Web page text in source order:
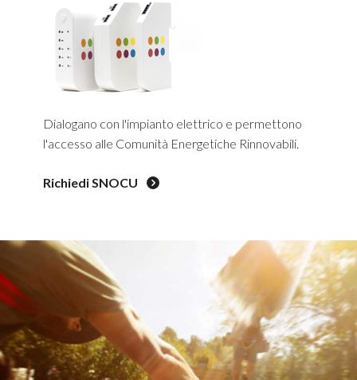
Dialogano con l'impianto elettrico e permettono
l'accesso alle Comunità Energetiche Rinnovabili.
Richiedi SNOCU